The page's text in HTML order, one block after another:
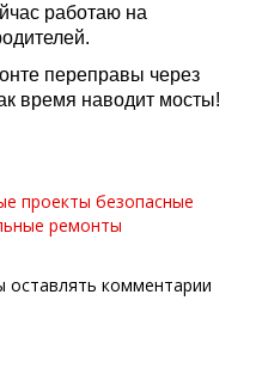
работаю на
переправы через
время наводит мосты!
проекты безопасные
ремонты
оставлять комментарии